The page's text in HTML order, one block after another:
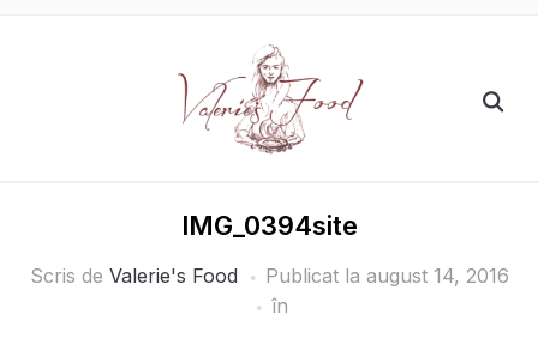
IMG_0394site
Scris de Valerie's Food Publicat la august 14, 2016
în